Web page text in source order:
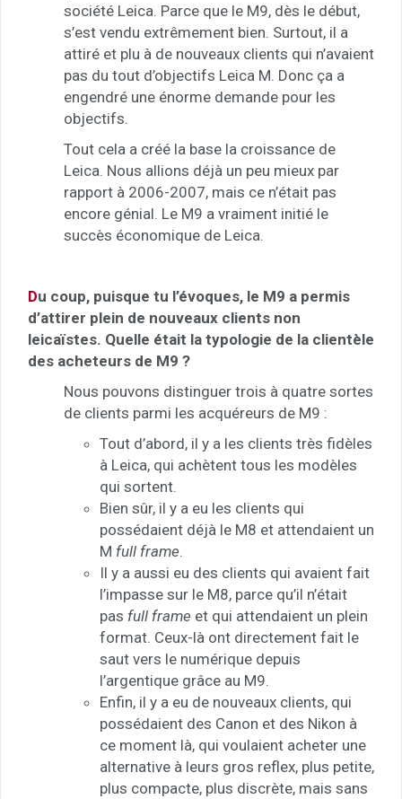
société Leica. Parce que le M9, dès le début,
s’est vendu extrêmement bien. Surtout, il a
attiré et plu à de nouveaux clients qui n’avaient
pas du tout d’objectifs Leica M. Donc ça a
engendré une énorme demande pour les
objectifs.
Tout cela a créé la base la croissance de
Leica. Nous allions déjà un peu mieux par
rapport à 2006-2007, mais ce n’était pas
encore génial. Le M9 a vraiment initié le
succès économique de Leica.
Du coup, puisque tu l’évoques, le M9 a permis
d’attirer plein de nouveaux clients non
leicaïstes. Quelle était la typologie de la clientèle
des acheteurs de M9 ?
Nous pouvons distinguer trois à quatre sortes
de clients parmi les acquéreurs de M9 :
Tout d’abord, il y a les clients très fidèles
à Leica, qui achètent tous les modèles
qui sortent.
Bien sûr, il y a eu les clients qui
possédaient déjà le M8 et attendaient un
M full frame.
Il y a aussi eu des clients qui avaient fait
l’impasse sur le M8, parce qu’il n’était
pas full frame et qui attendaient un plein
format. Ceux-là ont directement fait le
saut vers le numérique depuis
l’argentique grâce au M9.
Enfin, il y a eu de nouveaux clients, qui
possédaient des Canon et des Nikon à
ce moment là, qui voulaient acheter une
alternative à leurs gros reflex, plus petite,
plus compacte, plus discrète, mais sans